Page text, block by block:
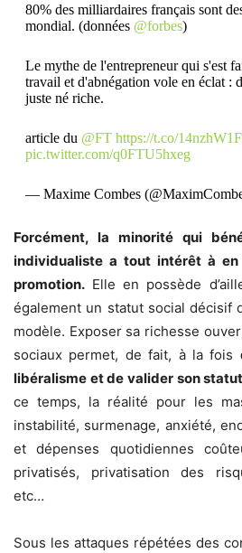
80% des milliardaires français sont
mondial. (données @forbes)
Le mythe de l'entrepreneur qui s'est
travail et d'abnégation vole en éclat :
juste né riche.
article du @FT https://t.co/
pic.twitter.com/q0FTU5hxeg
— Maxime Combes
Forcément, la minorité qui
individualiste a tout intérêt à
promotion. Elle en possède
également un statut social décisif
modèle. Exposer sa richesse
sociaux permet, de fait, à la fois
libéralisme et de valider son
ce temps, la réalité pour les
instabilité, surmenage, anxiété,
et dépenses quotidiennes
privatisés, privatisation des
etc…
Sous les attaques répétées des